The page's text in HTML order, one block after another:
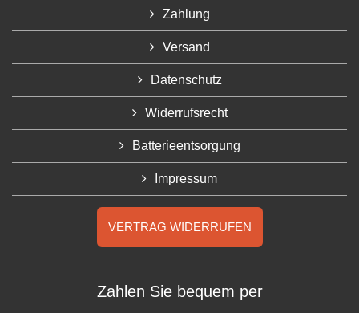
Zahlung
Versand
Datenschutz
Widerrufsrecht
Batterieentsorgung
Impressum
VERTRAG WIDERRUFEN
Zahlen Sie bequem per